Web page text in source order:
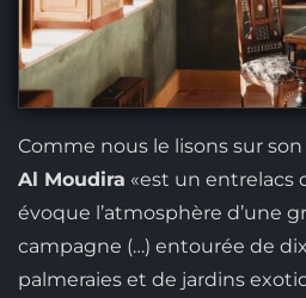
Comme nous le lisons sur
Al Moudira «est un entrelacs
évoque l’atmosphère d’une
campagne (…) entourée de
palmeraies et de jardins